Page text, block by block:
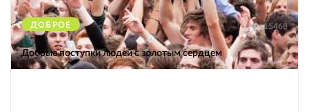
ДОБРОЕ 15468
Добрые поступки людей с золотым сердцем